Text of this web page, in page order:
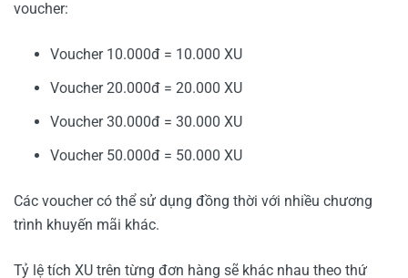
voucher:
Voucher 10.000đ = 10.000 XU
Voucher 20.000đ = 20.000 XU
Voucher 30.000đ = 30.000 XU
Voucher 50.000đ = 50.000 XU
Các voucher có thể sử dụng đồng thời với nhiều chương
trình khuyến mãi khác.
Tỷ lệ tích XU trên từng đơn hàng sẽ khác nhau theo thứ